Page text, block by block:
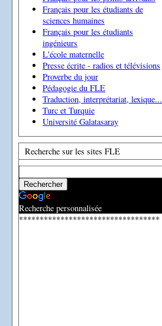
Français pour les étudiants de
sciences humaines
Français pour les étudiants
ingénieurs
L'école maternelle
Presse écrite - radios et télévisions
Proverbe du jour
Pédagogie du FLE
Traduction, interprétariat, lexique...
Turc et Turquie
Université Galatasaray
Recherche sur les sites FLE
Recherche personnalisée
**********************************